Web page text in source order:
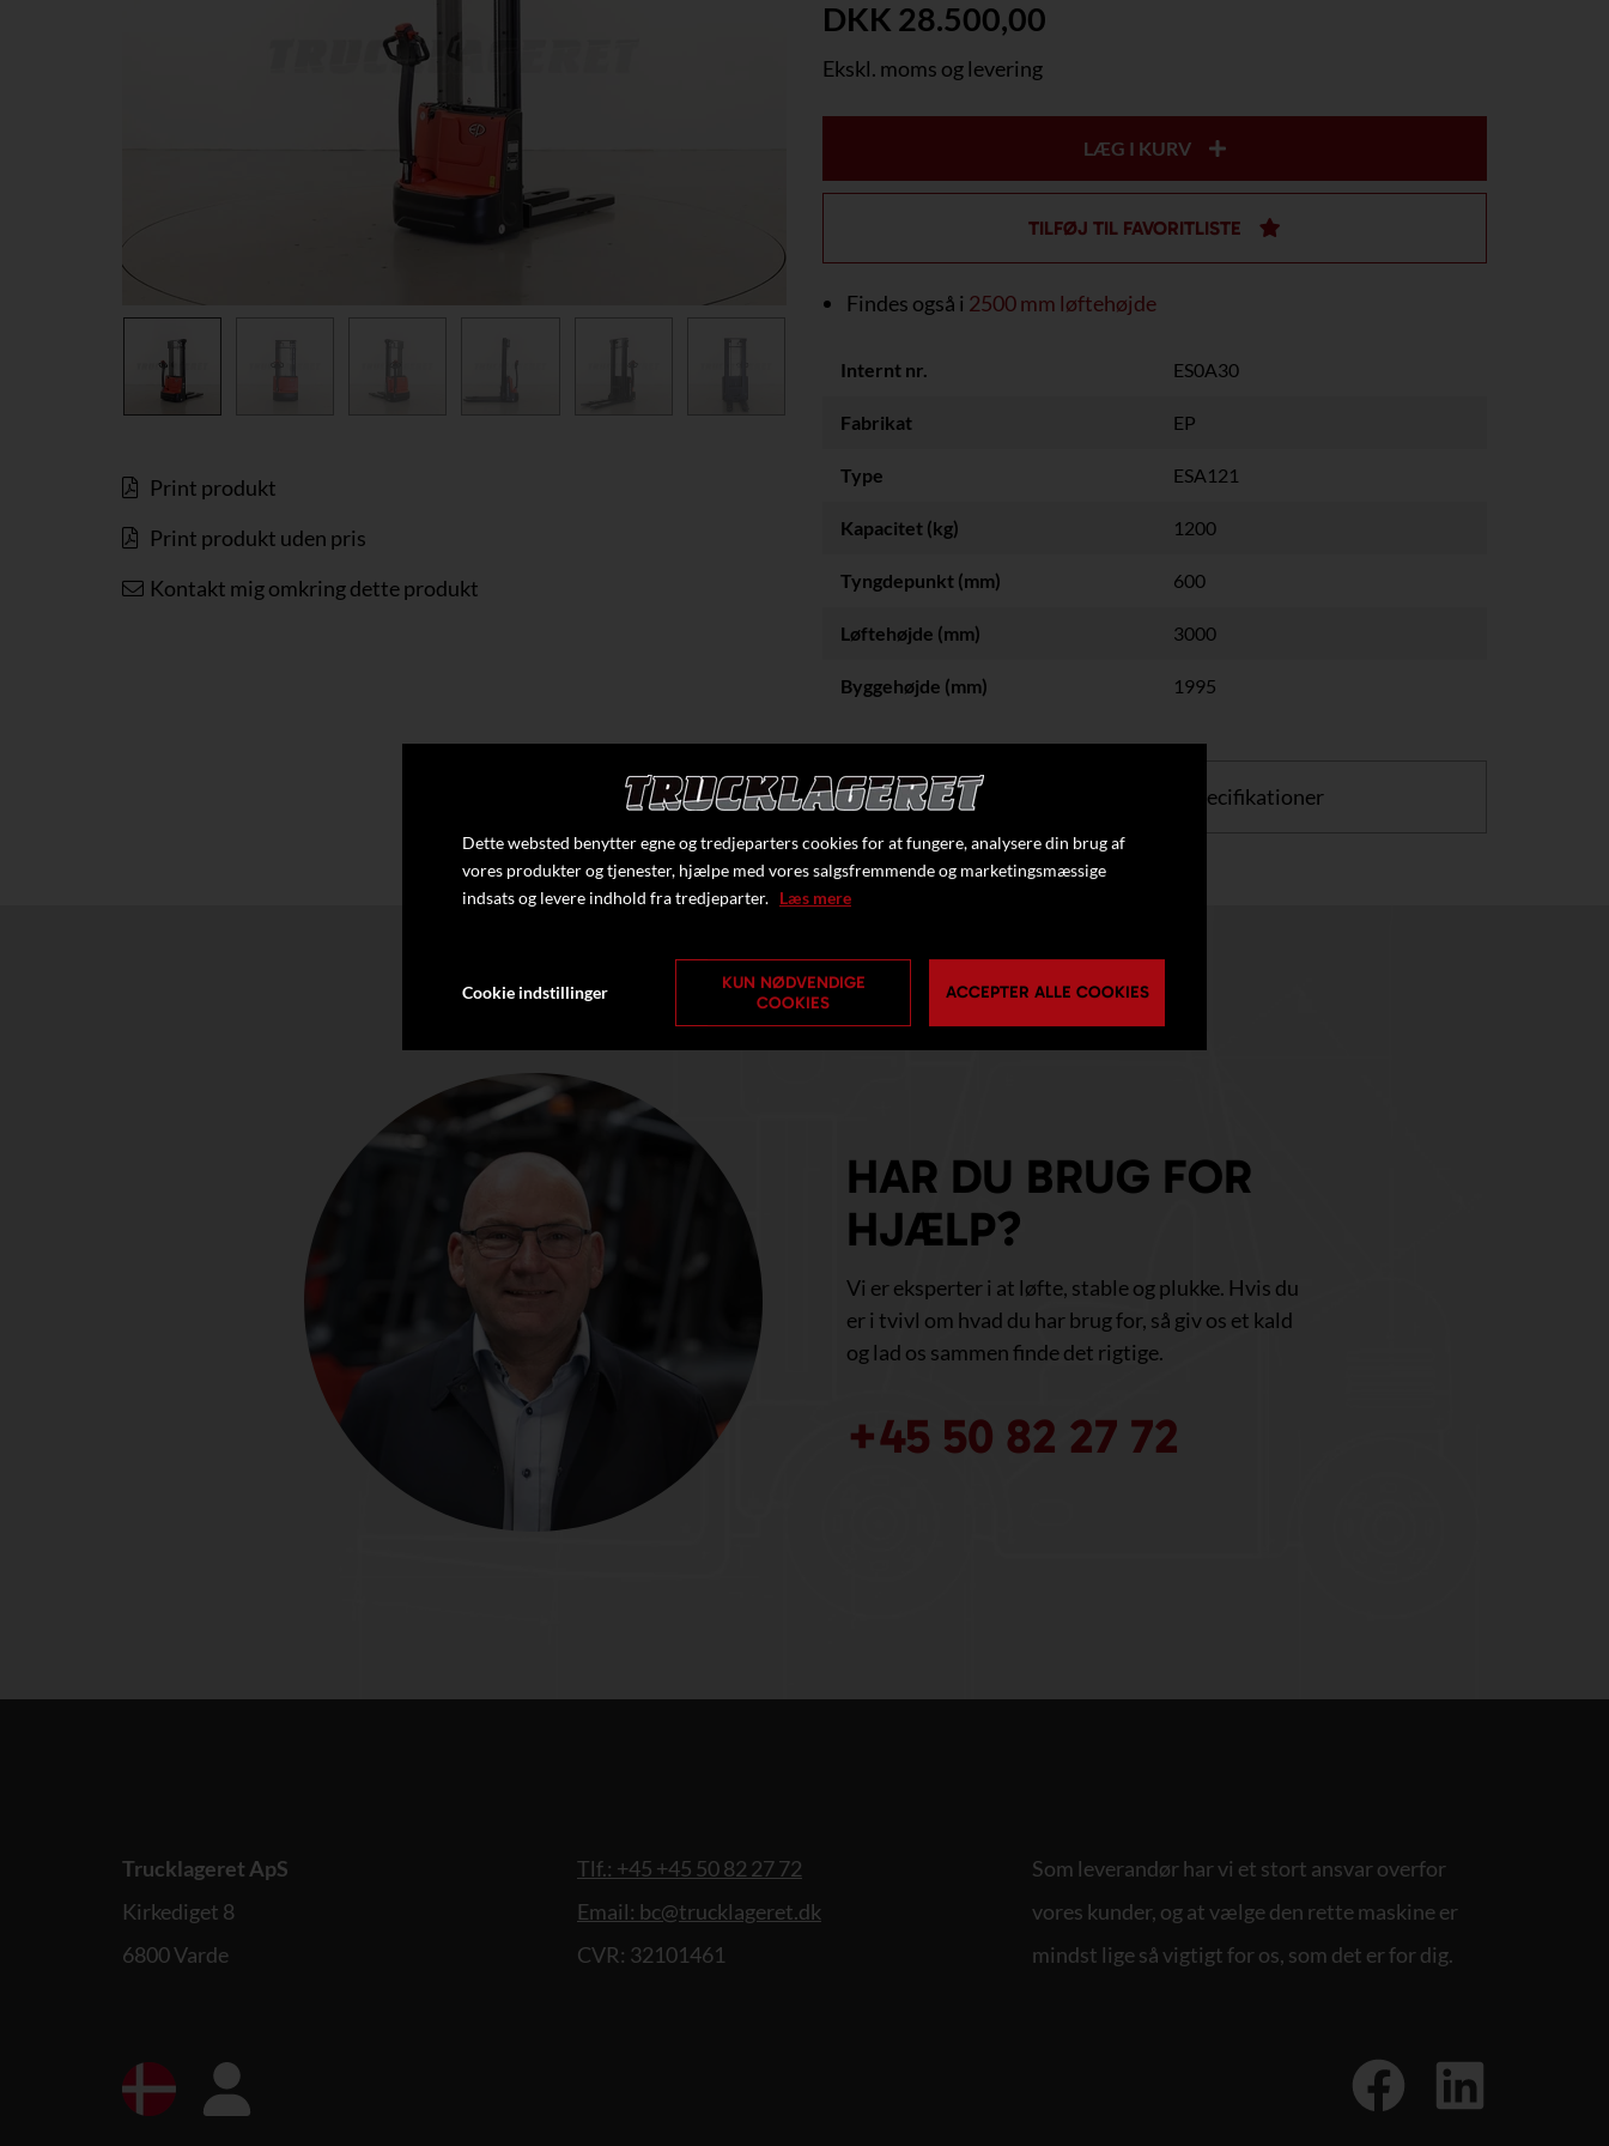
Print produkt
Print produkt uden pris
Kontakt mig omkring dette produkt
DKK 28.500,00
Ekskl. moms og levering
LÆG I KURV
TILFØJ TIL FAVORITLISTE
Findes også i 2500 mm løftehøjde
Internt nr. ES0A30
Fabrikat EP
Type ESA121
Kapacitet (kg) 1200
Tyngdepunkt (mm) 600
Løftehøjde (mm) 3000
Byggehøjde (mm) 1995
Klik her for at se flere specifikationer
HAR DU BRUG FOR
HJÆLP?
Vi er eksperter i at løfte, stable og plukke. Hvis du
er i tvivl om hvad du har brug for, så giv os et kald
og lad os sammen finde det rigtige.
+45 50 82 27 72
Trucklageret ApS
Kirkediget 8
6800 Varde
Tlf.: +45 +45 50 82 27 72
Email: bc@trucklageret.dk
CVR: 32101461
Som leverandør har vi et stort ansvar overfor
vores kunder, og at vælge den rette maskine er
mindst lige så vigtigt for os, som det er for dig.
Dette websted benytter egne og tredjeparters cookies for at fungere, analysere din brug af
vores produkter og tjenester, hjælpe med vores salgsfremmende og marketingsmæssige
indsats og levere indhold fra tredjeparter. Læs mere
Cookie indstillinger
KUN NØDVENDIGE
COOKIES
ACCEPTER ALLE COOKIES